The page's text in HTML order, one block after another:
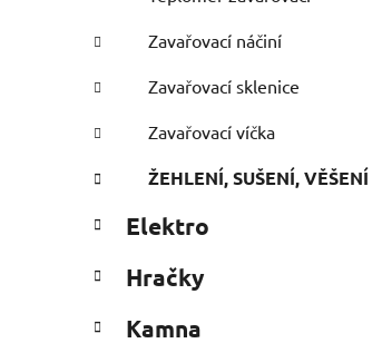
Zavařovací náčiní
Zavařovací sklenice
Zavařovací víčka
ŽEHLENÍ, SUŠENÍ, VĚŠENÍ
Elektro
Hračky
Kamna